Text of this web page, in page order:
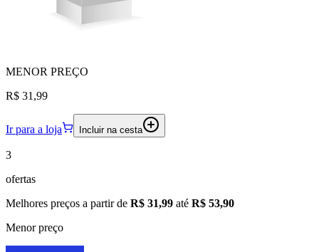
MENOR PREÇO
R$ 31,99
Ir para a loja Incluir na cesta
3
ofertas
Melhores preços a partir de R$ 31,99 até R$ 53,90
Menor preço